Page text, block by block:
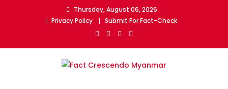
Thursday, August 06, 2026
Privacy Policy
Submit For Fact-Check